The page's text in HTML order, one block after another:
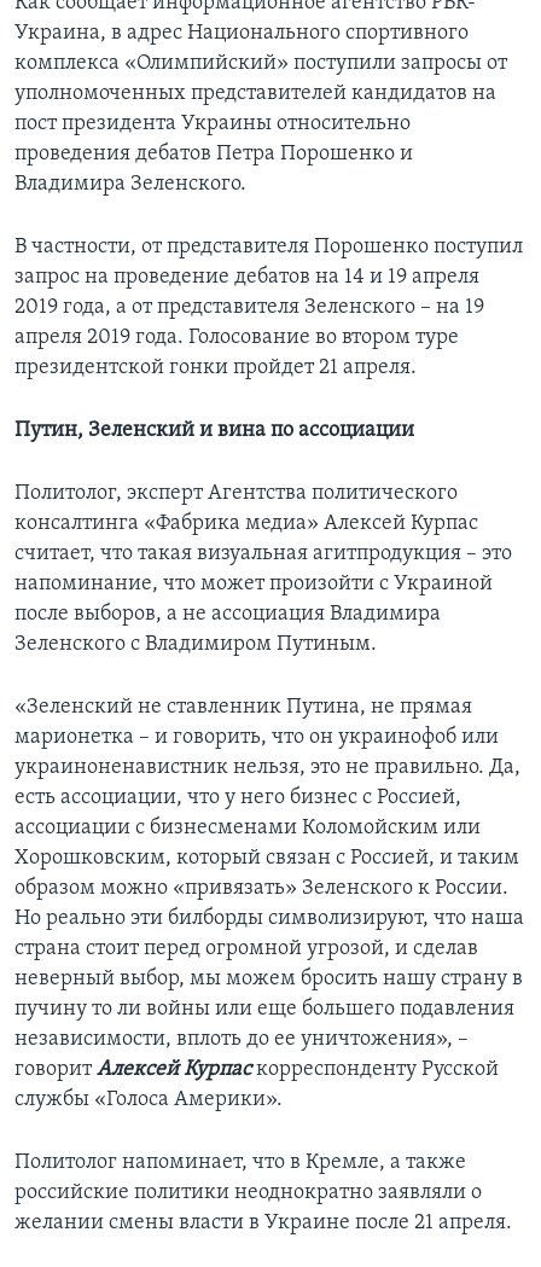
Украина, в адрес Национального спортивного
комплекса «Олимпийский» поступили запросы от
уполномоченных представителей кандидатов на
пост президента Украины относительно
проведения дебатов Петра Порошенко и
Владимира Зеленского.
В частности, от представителя Порошенко поступил
запрос на проведение дебатов на 14 и 19 апреля
2019 года, а от представителя Зеленского – на 19
апреля 2019 года. Голосование во втором туре
президентской гонки пройдет 21 апреля.
Путин, Зеленский и вина по ассоциации
Политолог, эксперт Агентства политического
консалтинга «Фабрика медиа» Алексей Курпас
считает, что такая визуальная агитпродукция – это
напоминание, что может произойти с Украиной
после выборов, а не ассоциация Владимира
Зеленского с Владимиром Путиным.
«Зеленский не ставленник Путина, не прямая
марионетка – и говорить, что он украинофоб или
украиноненавистник нельзя, это не правильно. Да,
есть ассоциации, что у него бизнес с Россией,
ассоциации с бизнесменами Коломойским или
Хорошковским, который связан с Россией, и таким
образом можно «привязать» Зеленского к России.
Но реально эти билборды символизируют, что наша
страна стоит перед огромной угрозой, и сделав
неверный выбор, мы можем бросить нашу страну в
пучину то ли войны или еще большего подавления
независимости, вплоть до ее уничтожения», –
говоритАлексей Курпаскорреспонденту Русской
службы «Голоса Америки».
Политолог напоминает, что в Кремле, а также
российские политики неоднократно заявляли о
желании смены власти в Украине после 21 апреля.